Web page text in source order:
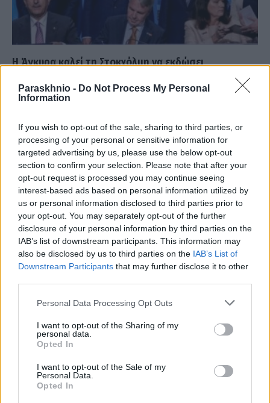
Paraskhnio - Do Not Process My Personal
Information
If you wish to opt-out of the sale, sharing to third parties, or
processing of your personal or sensitive information for
targeted advertising by us, please use the below opt-out
section to confirm your selection. Please note that after your
opt-out request is processed you may continue seeing
interest-based ads based on personal information utilized by
us or personal information disclosed to third parties prior to
your opt-out. You may separately opt-out of the further
disclosure of your personal information by third parties on the
IAB’s list of downstream participants. This information may
also be disclosed by us to third parties on the IAB’s List of
Downstream Participants that may further disclose it to other
Please note that this website/app uses one or more Google
not limited to your visit or usage behaviour. You may click to
grant or deny consent to Google and its third-party tags to
use your data for below specified purposes in below Google
consent section.
Personal Data Processing Opt Outs
I want to opt-out of the Sharing of my
personal data.
Opted In
I want to opt-out of the Sale of my
Personal Data.
Opted In
Η Άγκυρα καλεί τη Στοκχόλμη να εκδώσει
ΑΝΑΡΤΗΘΗΚΕ ΑΠΟΕΛΕΑΝΑ ΖΑΜΠΑΡΑ 18 ΑΥΓΟΎΣΤΟΥ 2022
ενταχθεί στο ΝΑΤΟ, δήλωσε ο τούρκος υπουργός Δικαιοσύνης
μετά την απογοητευτική,…